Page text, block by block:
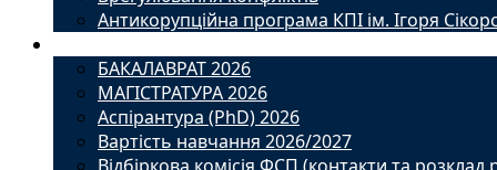
Антикорупційна програма КПІ ім. Ігоря
БАКАЛАВРАТ 2026
МАГІСТРАТУРА 2026
Аспірантура (PhD) 2026
Вартість навчання 2026/2027